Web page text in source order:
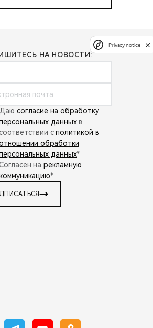
НА НОВОСТИ:
Даю согласие на обработку
данных в
с политикой в
обработки
данных*
на рекламную
*
Privacy notice